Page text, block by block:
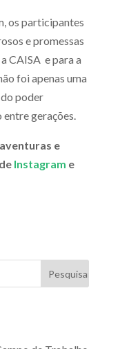
os participantes
e promessas
CAISA e para a
foi apenas uma
poder
gerações.
e
Instagram e